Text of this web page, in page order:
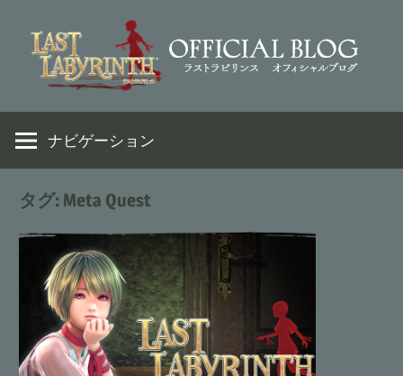
ツ
ス
Last
Labyrinth
Official
Weblog
出
ド
ベ
ゲ
ナビゲーション
タグ: Meta Quest